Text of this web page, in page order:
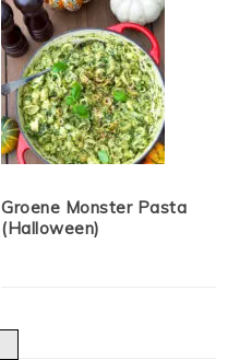
Groene Monster Pasta
(Halloween)